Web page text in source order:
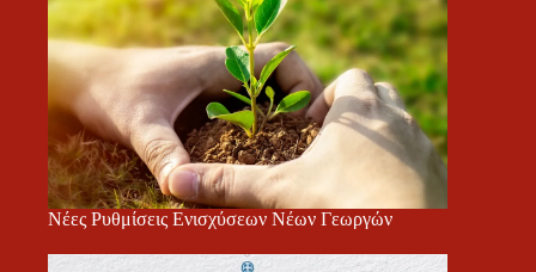
Νέες Ρυθμίσεις Ενισχύσεων Νέων Γεωργών